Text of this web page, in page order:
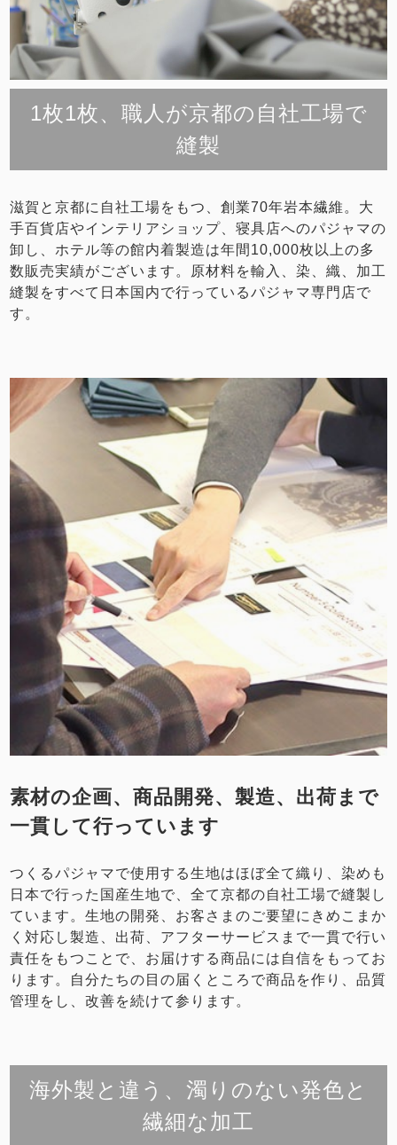
1枚1枚、職人が京都の自社工場で
縫製
滋賀と京都に自社工場をもつ、創業70年岩本繊維。大
手百貨店やインテリアショップ、寝具店へのパジャマの
卸し、ホテル等の館内着製造は年間10,000枚以上の多
数販売実績がございます。原材料を輸入、染、織、加工
縫製をすべて日本国内で行っているパジャマ専門店で
す。
素材の企画、商品開発、製造、出荷まで
一貫して行っています
つくるパジャマで使用する生地はほぼ全て織り、染めも
日本で行った国産生地で、全て京都の自社工場で縫製し
ています。生地の開発、お客さまのご要望にきめこまか
く対応し製造、出荷、アフターサービスまで一貫で行い
責任をもつことで、お届けする商品には自信をもってお
ります。自分たちの目の届くところで商品を作り、品質
管理をし、改善を続けて参ります。
海外製と違う、濁りのない発色と
繊細な加工